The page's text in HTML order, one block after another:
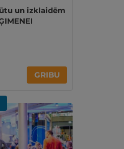
un izklaidēm
GRIBU